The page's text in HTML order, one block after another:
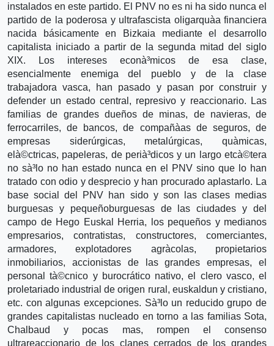
instalados en este partido. El PNV no es ni ha sido nunca el
partido de la poderosa y ultrafascista oligarquà­a financiera
nacida básicamente en Bizkaia mediante el desarrollo
capitalista iniciado a partir de la segunda mitad del siglo
XIX. Los intereses econà³micos de esa clase,
esencialmente enemiga del pueblo y de la clase
trabajadora vasca, han pasado y pasan por construir y
defender un estado central, represivo y reaccionario. Las
familias de grandes dueños de minas, de navieras, de
ferrocarriles, de bancos, de compañà­as de seguros, de
empresas siderúrgicas, metalúrgicas, quà­micas,
elà©ctricas, papeleras, de perià³dicos y un largo etcà©tera
no sà³lo no han estado nunca en el PNV sino que lo han
tratado con odio y desprecio y han procurado aplastarlo. La
base social del PNV han sido y son las clases medias
burguesas y pequeñoburguesas de las ciudades y del
campo de Hego Euskal Herria, los pequeños y medianos
empresarios, contratistas, constructores, comerciantes,
armadores, explotadores agrà­colas, propietarios
inmobiliarios, accionistas de las grandes empresas, el
personal tà©cnico y burocrático nativo, el clero vasco, el
proletariado industrial de origen rural, euskaldun y cristiano,
etc. con algunas excepciones. Sà³lo un reducido grupo de
grandes capitalistas nucleado en torno a las familias Sota,
Chalbaud y pocas mas, rompen el consenso
ultrareaccionario de los clanes cerrados de los grandes